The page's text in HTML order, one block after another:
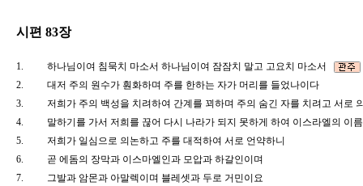
시편 83장
1.
하나님이여 침묵치 마소서 하나님이여 잠잠치 말고 고요치 마소서
2.
대저 주의 원수가 훤화하며 주를 한하는 자가 머리를 들었나이다
3.
저희가 주의 백성을 치려하여 간계를 꾀하며 주의 숨긴 자를 치려고 서로
4.
말하기를 가서 저희를 끊어 다시 나라가 되지 못하게 하여 이스라엘의
5.
저희가 일심으로 의논하고 주를 대적하여 서로 언약하니
6.
곧 에돔의 장막과 이스마엘인과 모압과 하갈인이며
7.
그발과 암몬과 아말렉이며 블레셋과 두로 거민이요